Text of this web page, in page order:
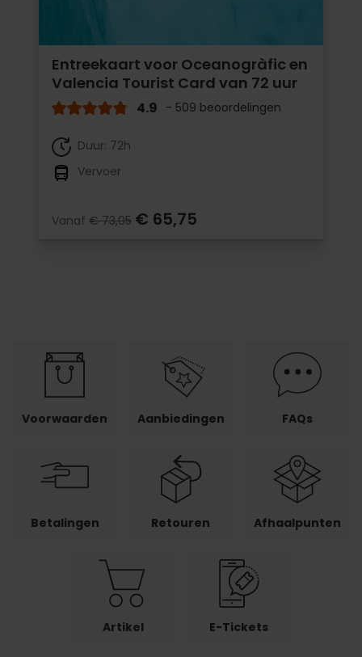
Entreekaart voor Oceanogràfic en
Valencia Tourist Card van 72 uur
4.9 - 509 beoordelingen
Duur: 72h
Vervoer
Vanaf € 73,05 € 65,75
Voorwaarden Aanbiedingen FAQs
Betalingen Retouren Afhaalpunten
Artikel E-Tickets